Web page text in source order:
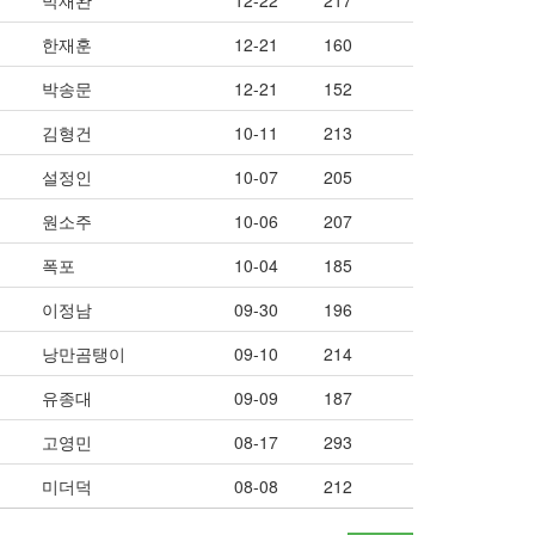
한재훈
12-21
160
박송문
12-21
152
김형건
10-11
213
설정인
10-07
205
원소주
10-06
207
폭포
10-04
185
이정남
09-30
196
낭만곰탱이
09-10
214
유종대
09-09
187
고영민
08-17
293
미더덕
08-08 212